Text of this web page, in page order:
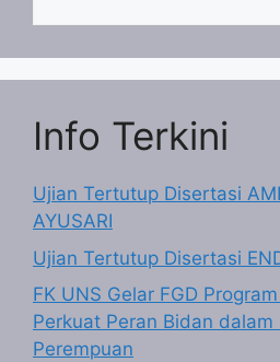
Info Terkini
Ujian Tertutup Disertasi
AYUSARI
Ujian Tertutup Disertasi
FK UNS Gelar FGD
Perkuat Peran Bidan
Perempuan